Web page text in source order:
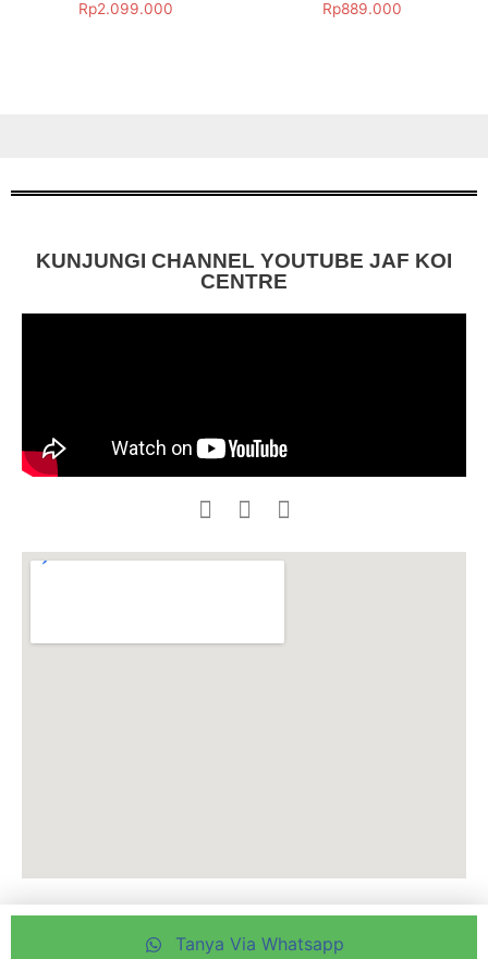
Tanya Via Whatsapp
Rp2.099.000 Rp889.000
KUNJUNGI CHANNEL YOUTUBE JAF KOI
CENTRE
Copyright © 2025 JAF Koi Centre – By Jepara Art Furnicraft Group